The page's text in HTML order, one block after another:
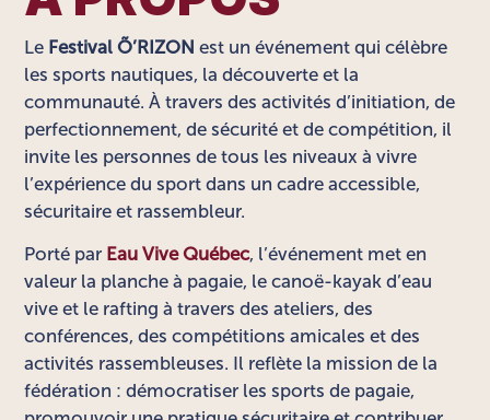
Le Festival Õ’RIZON est un événement qui célèbre
les sports nautiques, la découverte et la
communauté. À travers des activités d’initiation, de
perfectionnement, de sécurité et de compétition, il
invite les personnes de tous les niveaux à vivre
l’expérience du sport dans un cadre accessible,
sécuritaire et rassembleur.
Porté par Eau Vive Québec, l’événement met en
valeur la planche à pagaie, le canoë-kayak d’eau
vive et le rafting à travers des ateliers, des
conférences, des compétitions amicales et des
activités rassembleuses. Il reflète la mission de la
fédération : démocratiser les sports de pagaie,